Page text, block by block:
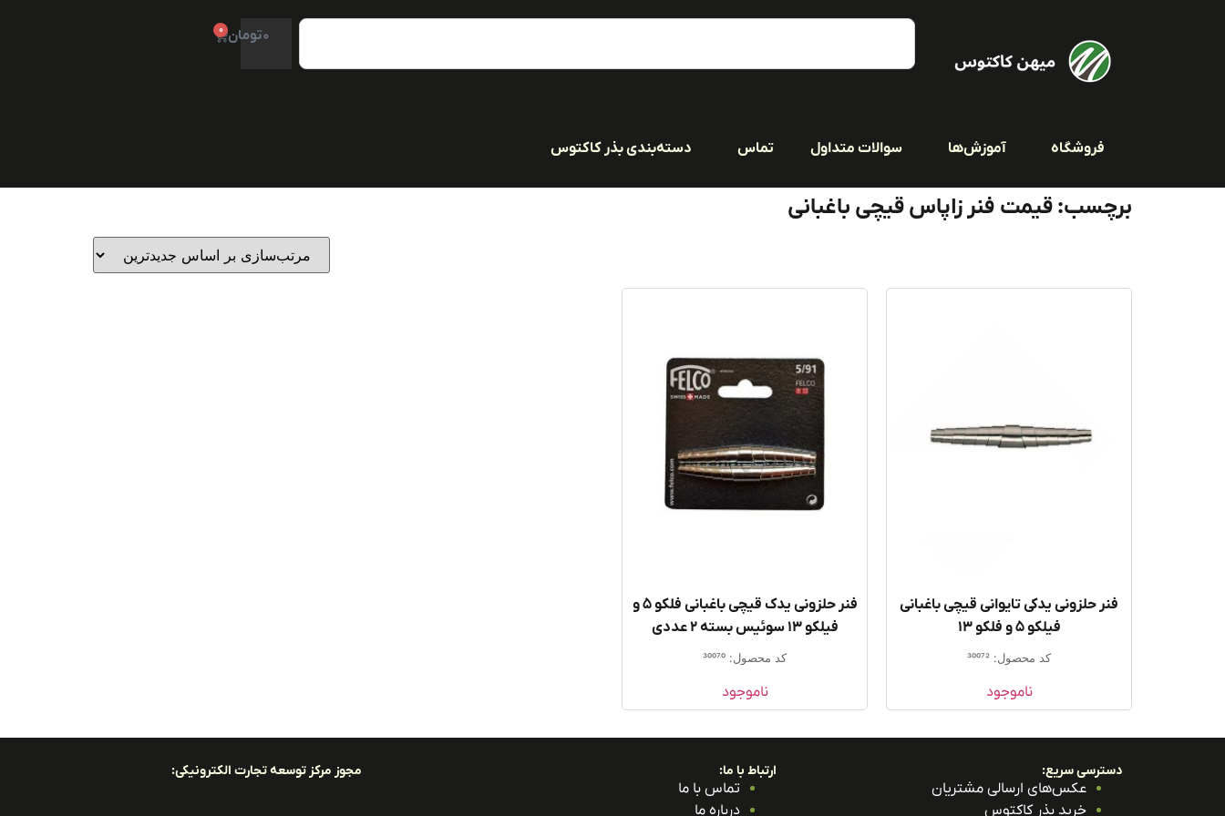
0تومان 0
فروشگاه آموزش‌ها سوالات متداول تماس دسته‌بندی بذر کاکتوس
برچسب: قیمت فنر زاپاس قیچی باغبانی
فنر حلزونی یدکی تایوانی قیچی باغبانی
فیلکو ۵ و فلکو ۱۳
کد محصول: 30072
ناموجود
فنر حلزونی یدک قیچی باغبانی فلکو ۵ و
فیلکو ۱۳ سوئیس بسته ۲ عددی
کد محصول: 30070
ناموجود
دسترسی سریع:
عکس‌های ارسالی مشتریان
خرید بذر کاکتوس
ارتباط با ما:
تماس با ما
درباره ما
مجوز مرکز توسعه تجارت الکترونیکی: